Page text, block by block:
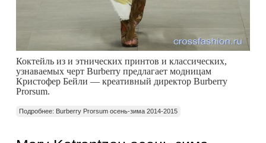
Коктейль из и этнических принтов и классических,
узнаваемых черт Burberry предлагает модницам
Кристофер Бейли — креативный директор Burberry
Prorsum.
Подробнее: Burberry Prorsum осень-зима 2014-2015